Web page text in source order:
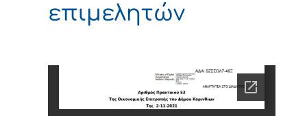
επιμελητών